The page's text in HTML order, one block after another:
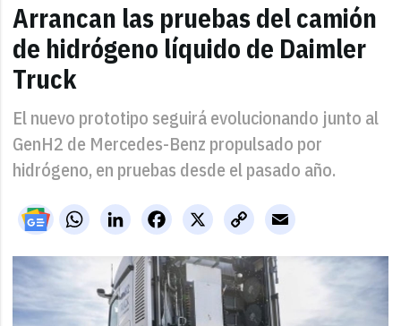
Arrancan las pruebas del camión
de hidrógeno líquido de Daimler
Truck
El nuevo prototipo seguirá evolucionando junto al
GenH2 de Mercedes-Benz propulsado por
hidrógeno, en pruebas desde el pasado año.
WhatsAppLinkedIn X
Facebook
Copy
Link
Email